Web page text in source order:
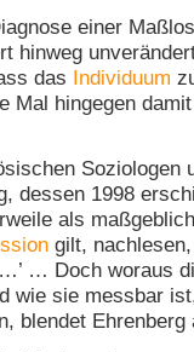
einer
hinweg
das Individuum
Mal hingegen
Soziologen
dessen 1998
als
gilt,
… Doch woraus
wie sie messbar
blendet